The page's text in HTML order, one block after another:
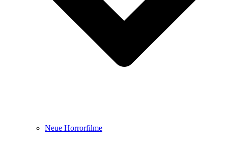
Neue Horrorfilme